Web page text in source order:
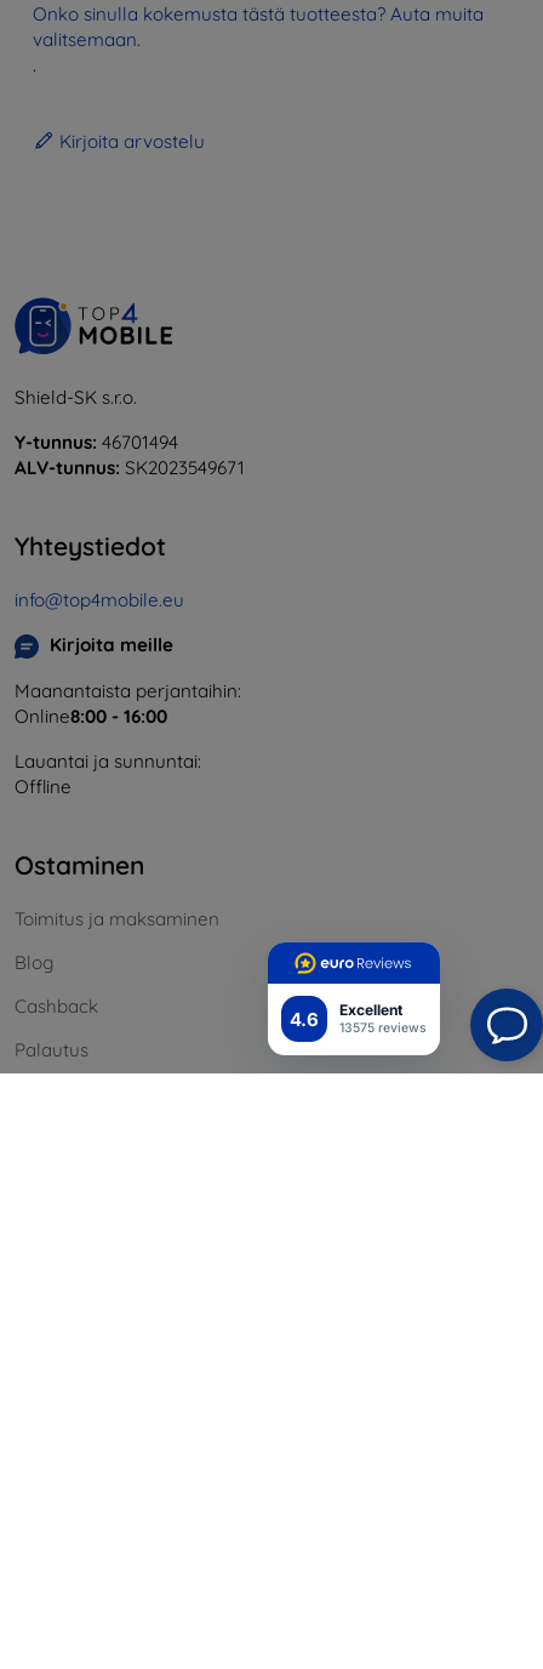
4.6 Excellent
13575 reviews
Onko sinulla kokemusta tästä tuotteesta? Auta muita
valitsemaan.
.
Kirjoita arvostelu
Shield-SK s.r.o.
Y-tunnus: 46701494
ALV-tunnus: SK2023549671
Yhteystiedot
info@top4mobile.eu
Kirjoita meille
Maanantaista perjantaihin:
Online8:00 - 16:00
Lauantai ja sunnuntai:
Offline
Ostaminen
Toimitus ja maksaminen
Blog
Cashback
Palautus